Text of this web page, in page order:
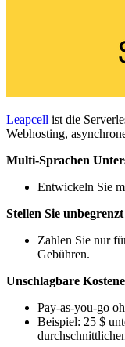
Leapcell ist die
Webhosting,
Multi-Sprachen
Entwickeln Sie
Stellen Sie
Zahlen Sie nur
Gebühren.
Unschlagbare
Pay-as-you-go
Beispiel: 25 $